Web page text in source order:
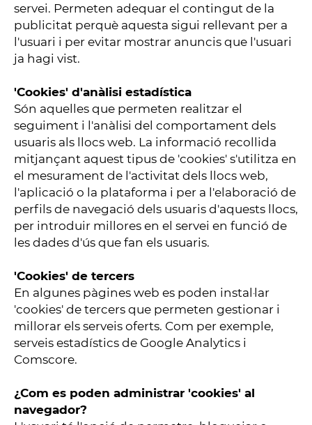
servei. Permeten adequar el contingut de la
publicitat perquè aquesta sigui rellevant per a
l'usuari i per evitar mostrar anuncis que l'usuari
ja hagi vist.
'Cookies' d'anàlisi estadística
Són aquelles que permeten realitzar el
seguiment i l'anàlisi del comportament dels
usuaris als llocs web. La informació recollida
mitjançant aquest tipus de 'cookies' s'utilitza en
el mesurament de l'activitat dels llocs web,
l'aplicació o la plataforma i per a l'elaboració de
perfils de navegació dels usuaris d'aquests llocs,
per introduir millores en el servei en funció de
les dades d'ús que fan els usuaris.
'Cookies' de tercers
En algunes pàgines web es poden instal·lar
'cookies' de tercers que permeten gestionar i
millorar els serveis oferts. Com per exemple,
serveis estadístics de Google Analytics i
Comscore.
¿Com es poden administrar 'cookies' al
navegador?